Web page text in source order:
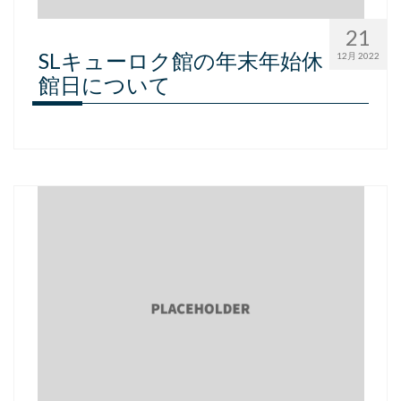
21
12月 2022
SLキューロク館の年末年始休
館日について